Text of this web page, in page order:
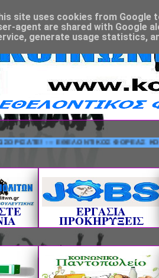
ΚΑΛΩΣΟΡΙΣΑΤΕ! --- ΕΘΕΛΟΝΤΙΚΟΣ
ΕΡΓΑΣΙΑ
ΠΡΟΚΗΡΥΞΕΙΣ
site uses cookies from Google
agent are shared with Google
generate usage statistics,